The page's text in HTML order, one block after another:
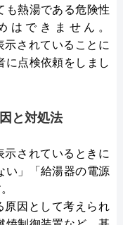
も熱湯である危険性
はできません。
示されていることに
に点検依頼をしまし
と対処法
示されているときに
い」「給湯器の電源
原因として考えられ